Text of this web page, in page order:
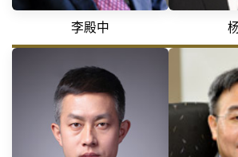
李殿中